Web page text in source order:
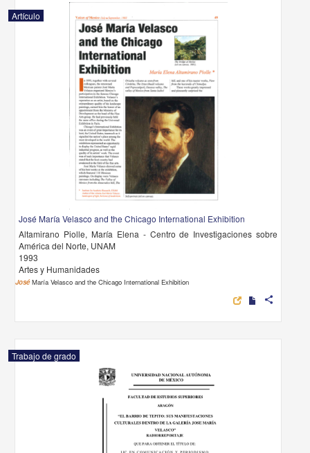
Artículo
José María Velasco and the Chicago International Exhibition
Altamirano Piolle, María Elena - Centro de Investigaciones sobre
América del Norte, UNAM
1993
Artes y Humanidades
JoséMaría Velasco and the Chicago International Exhibition
share
Trabajo de grado